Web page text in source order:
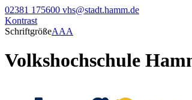
02381 175600 vhs@stadt.hamm.de
Kontrast
SchriftgrößeAAA
Volkshochschule